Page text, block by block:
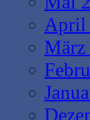
April
März